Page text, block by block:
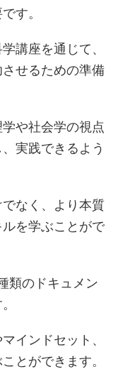
す。
講座を通じて、
せるための準備
や社会学の視点
実践できるよう
なく、より本質
を学ぶことがで
類のドキュメン
インドセット、
とができます。